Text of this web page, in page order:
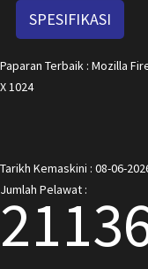
SPESIFIKASI
Paparan Terbaik : Mozilla
X 1024
Tarikh Kemaskini : 08-06-
Jumlah Pelawat :